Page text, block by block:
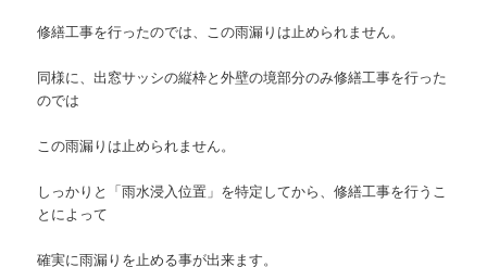
修繕工事を行ったのでは、この雨漏りは止められません。
同様に、出窓サッシの縦枠と外壁の境部分のみ修繕工事を行った
のでは
この雨漏りは止められません。
しっかりと「雨水浸入位置」を特定してから、修繕工事を行うこ
とによって
確実に雨漏りを止める事が出来ます。